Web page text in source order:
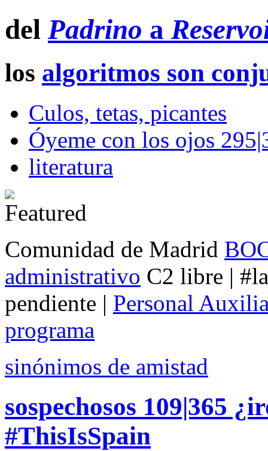
del Padrino a
los algoritmos son
Culos, tetas, picantes
Óyeme con los ojos
literatura
Comunidad de Madrid
administrativo C2 libre |
pendiente | Personal
programa
sinónimos de amistad
sospechosos 109|365
#ThisIsSpain